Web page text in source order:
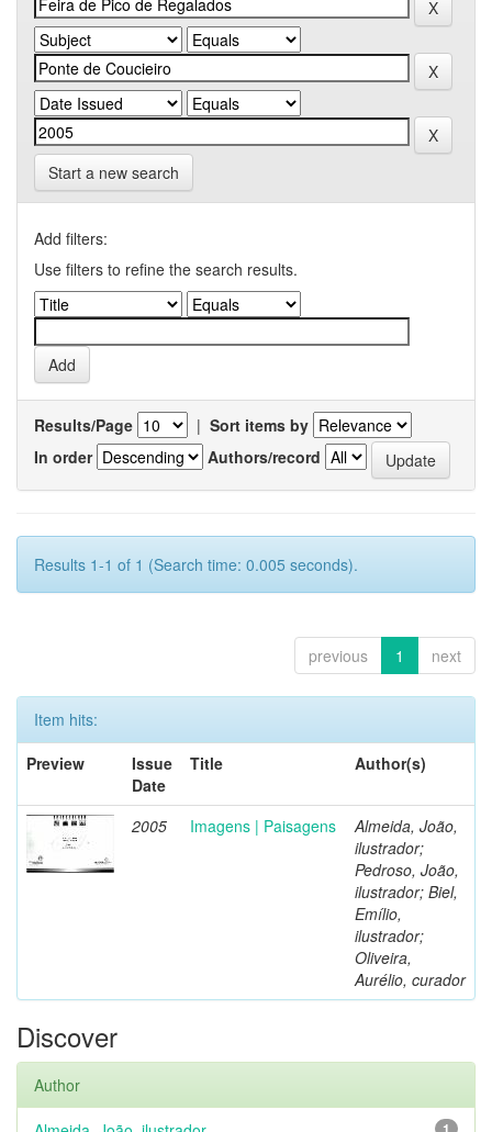
Start a new search
Add filters:
Use filters to refine the search results.
Results/Page | Sort items by
In order
Authors/record
Results 1-1 of 1 (Search time: 0.005 seconds).
previous 1 next
Item hits:
Preview
Issue
Date
Title Author(s)
2005 Imagens | Paisagens
Almeida, João,
ilustrador;
Pedroso, João,
ilustrador; Biel,
Emílio,
ilustrador;
Oliveira,
Aurélio, curador
Discover
Author